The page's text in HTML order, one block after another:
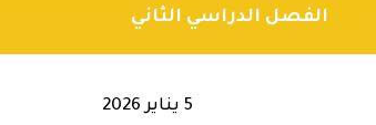
الفصل الدراسي الثاني
5 يناير 2026